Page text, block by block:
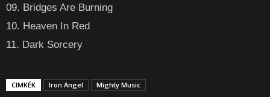
09. Bridges Are Burning
10. Heaven In Red
11. Dark Sorcery
CIMKÉK Iron Angel Mighty Music